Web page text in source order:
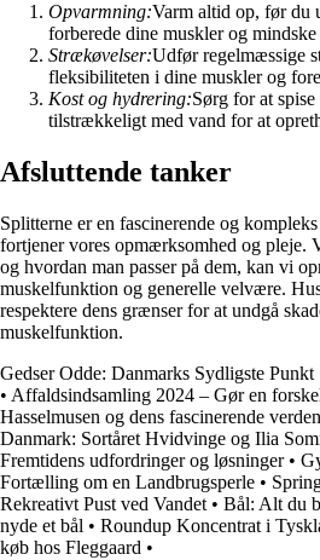
Opvarmning:Varm altid op, før du
forberede dine muskler og
Strækøvelser:Udfør regelmæssige
fleksibiliteten i dine muskler og
Kost og hydrering:Sørg for at
tilstrækkeligt med vand for at
Afsluttende tanker
Splitterne er en fascinerende og
fortjener vores opmærksomhed og pleje.
og hvordan man passer på dem, kan vi
muskelfunktion og generelle velvære.
respektere dens grænser for at undgå
muskelfunktion.
Gedser Odde: Danmarks Sydligste Punkt
• Affaldsindsamling 2024 – Gør en
Hasselmusen og dens fascinerende verden
Danmark: Sortåret Hvidvinge og Ilia
Fremtidens udfordringer og løsninger•
Fortælling om en Landbrugsperle •
Rekreativt Pust ved Vandet • Bål: Alt du
nyde et bål • Roundup Koncentrat i
køb hos Fleggaard •